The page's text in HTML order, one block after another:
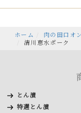
ホーム
肉の田口オ
清川恵水ポーク
とん漬
特選とん漬